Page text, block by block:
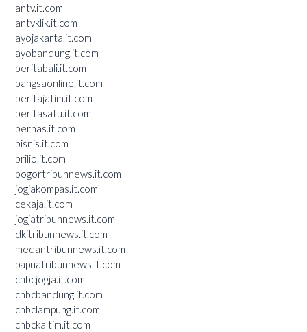
antv.it.com
antvklik.it.com
ayojakarta.it.com
ayobandung.it.com
beritabali.it.com
bangsaonline.it.com
beritajatim.it.com
beritasatu.it.com
bernas.it.com
bisnis.it.com
brilio.it.com
bogortribunnews.it.com
jogjakompas.it.com
cekaja.it.com
jogjatribunnews.it.com
dkitribunnews.it.com
medantribunnews.it.com
papuatribunnews.it.com
cnbcjogja.it.com
cnbcbandung.it.com
cnbclampung.it.com
cnbckaltim.it.com